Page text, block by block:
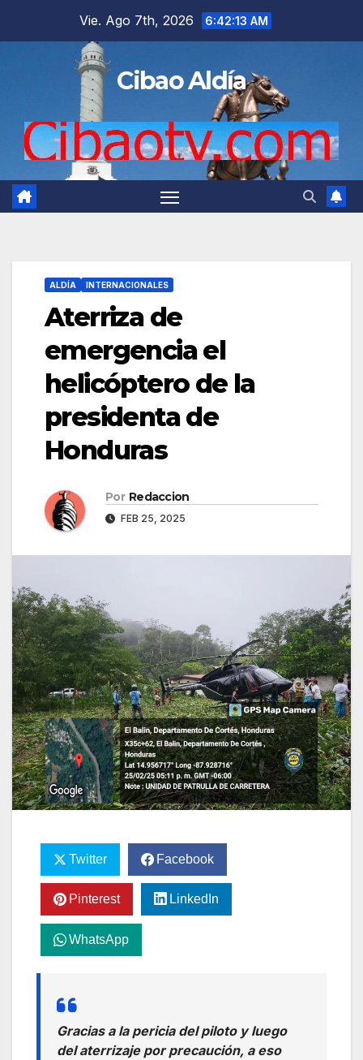
Vie. Ago 7th, 2026 6:42:13 AM
Cibao Aldía
ALDÍA INTERNACIONALES
Aterriza de
emergencia el
helicóptero de la
presidenta de
Honduras
Por Redaccion
FEB 25, 2025
Twitter Facebook
Pinterest LinkedIn
WhatsApp
Gracias a la pericia del piloto y luego
del aterrizaje por precaución, a eso